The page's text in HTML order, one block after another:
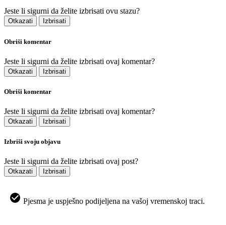
Jeste li sigurni da želite izbrisati ovu stazu?
Otkazati Izbrisati
Obriši komentar
Jeste li sigurni da želite izbrisati ovaj komentar?
Otkazati Izbrisati
Obriši komentar
Jeste li sigurni da želite izbrisati ovaj komentar?
Otkazati Izbrisati
Izbriši svoju objavu
Jeste li sigurni da želite izbrisati ovaj post?
Otkazati Izbrisati
Pjesma je uspješno podijeljena na vašoj vremenskoj traci.